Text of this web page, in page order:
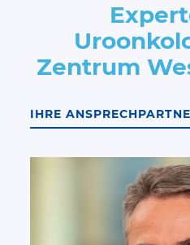
Zentrum
IHRE